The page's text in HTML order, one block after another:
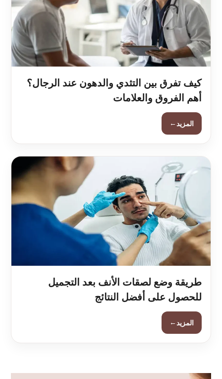
كيف تفرق بين التثدي والدهون عند الرجال؟
أهم الفروق والعلامات
المزيد←
طريقة وضع لصقات الأنف بعد التجميل
للحصول على أفضل النتائج
المزيد←